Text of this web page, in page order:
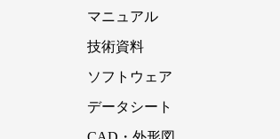
マニュアル
技術資料
ソフトウェア
データシート